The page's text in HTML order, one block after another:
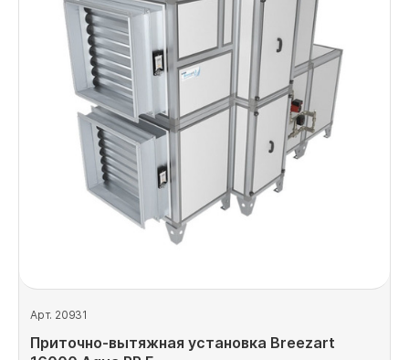
Арт. 20931
Приточно-вытяжная установка Breezart